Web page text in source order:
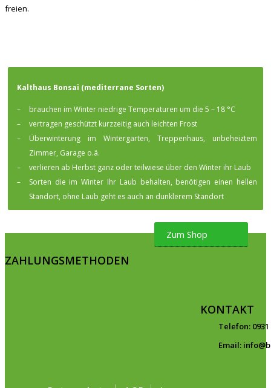
freien.
Kalthaus Bonsai (mediterrane Sorten)
–
brauchen im Winter niedrige Temperaturen um die 5 – 18 °C
–
vertragen geschützt kurzzeitig auch leichten Frost
–
Überwinterung im Wintergarten, Treppenhaus, unbeheiztem
Zimmer, Garage o.ä.
–
verlieren ab Herbst ganz oder teilwiese über den Winter ihr Laub
–
Sorten die im Winter Ihr Laub behalten, benötigen einen hellen
Standort, ohne Laub geht es auch an dunklerem Standort
Zum Shop
ZAHLUNGSMETHODEN
KONTAKT
Telefon: 0931
Email: